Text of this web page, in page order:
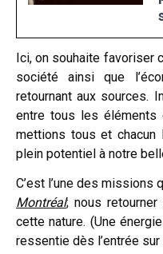
Ici, on souhaite favoriser
société ainsi que
retournant aux sources.
entre tous les éléments
mettions tous et chacun
plein potentiel à notre
C’est l’une des missions
Montréal; nous
cette nature. (Une
ressentie dès l’entrée